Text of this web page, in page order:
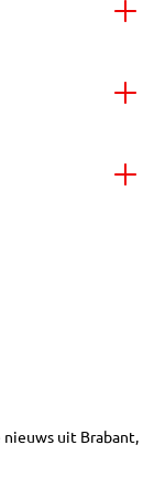
uit Brabant,